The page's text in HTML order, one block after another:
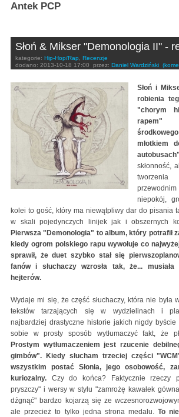
Antek PCP
Słoń & Mikser "Demonologia II" -
kategorie: Hip-Hop/Rap, Recenzje
dodano: 2013-10-18 17:00 przez: Daniel Wardziński
Słoń i
robienia
"chorym
rapem"
młotkiem
skłonność,
tworzenia
niepokój,
kolei to gość, który ma niewątpliwy dar do pisania
w skali pojedynczych linijek jak i obszernych
Pierwsza "Demonologia" to album, który potrafił
kiedy ogrom polskiego rapu wywołuje co
sprawił, że duet szybko stał się
fanów i słuchaczy wzrosła tak, że...
hejterów.
Wydaje mi się, że część słuchaczy, która nie była
tekstów tarzających się w wydzielinach i
najbardziej drastyczne historie jakich nigdy byście
sobie w prosty sposób wytłumaczyć fakt, że
Prostym wytłumaczeniem jest rzucenie
gimbów". Kiedy słucham trzeciej części
wszystkim postać Słonia, jego osobowość,
kuriozalny. Czy do końca? Faktycznie rzeczy
pryszczy" i wersy w stylu "zamrożę kawałek
dźgnąć" bardzo kojarzą się ze
ale przecież to tylko jedna strona medalu.To